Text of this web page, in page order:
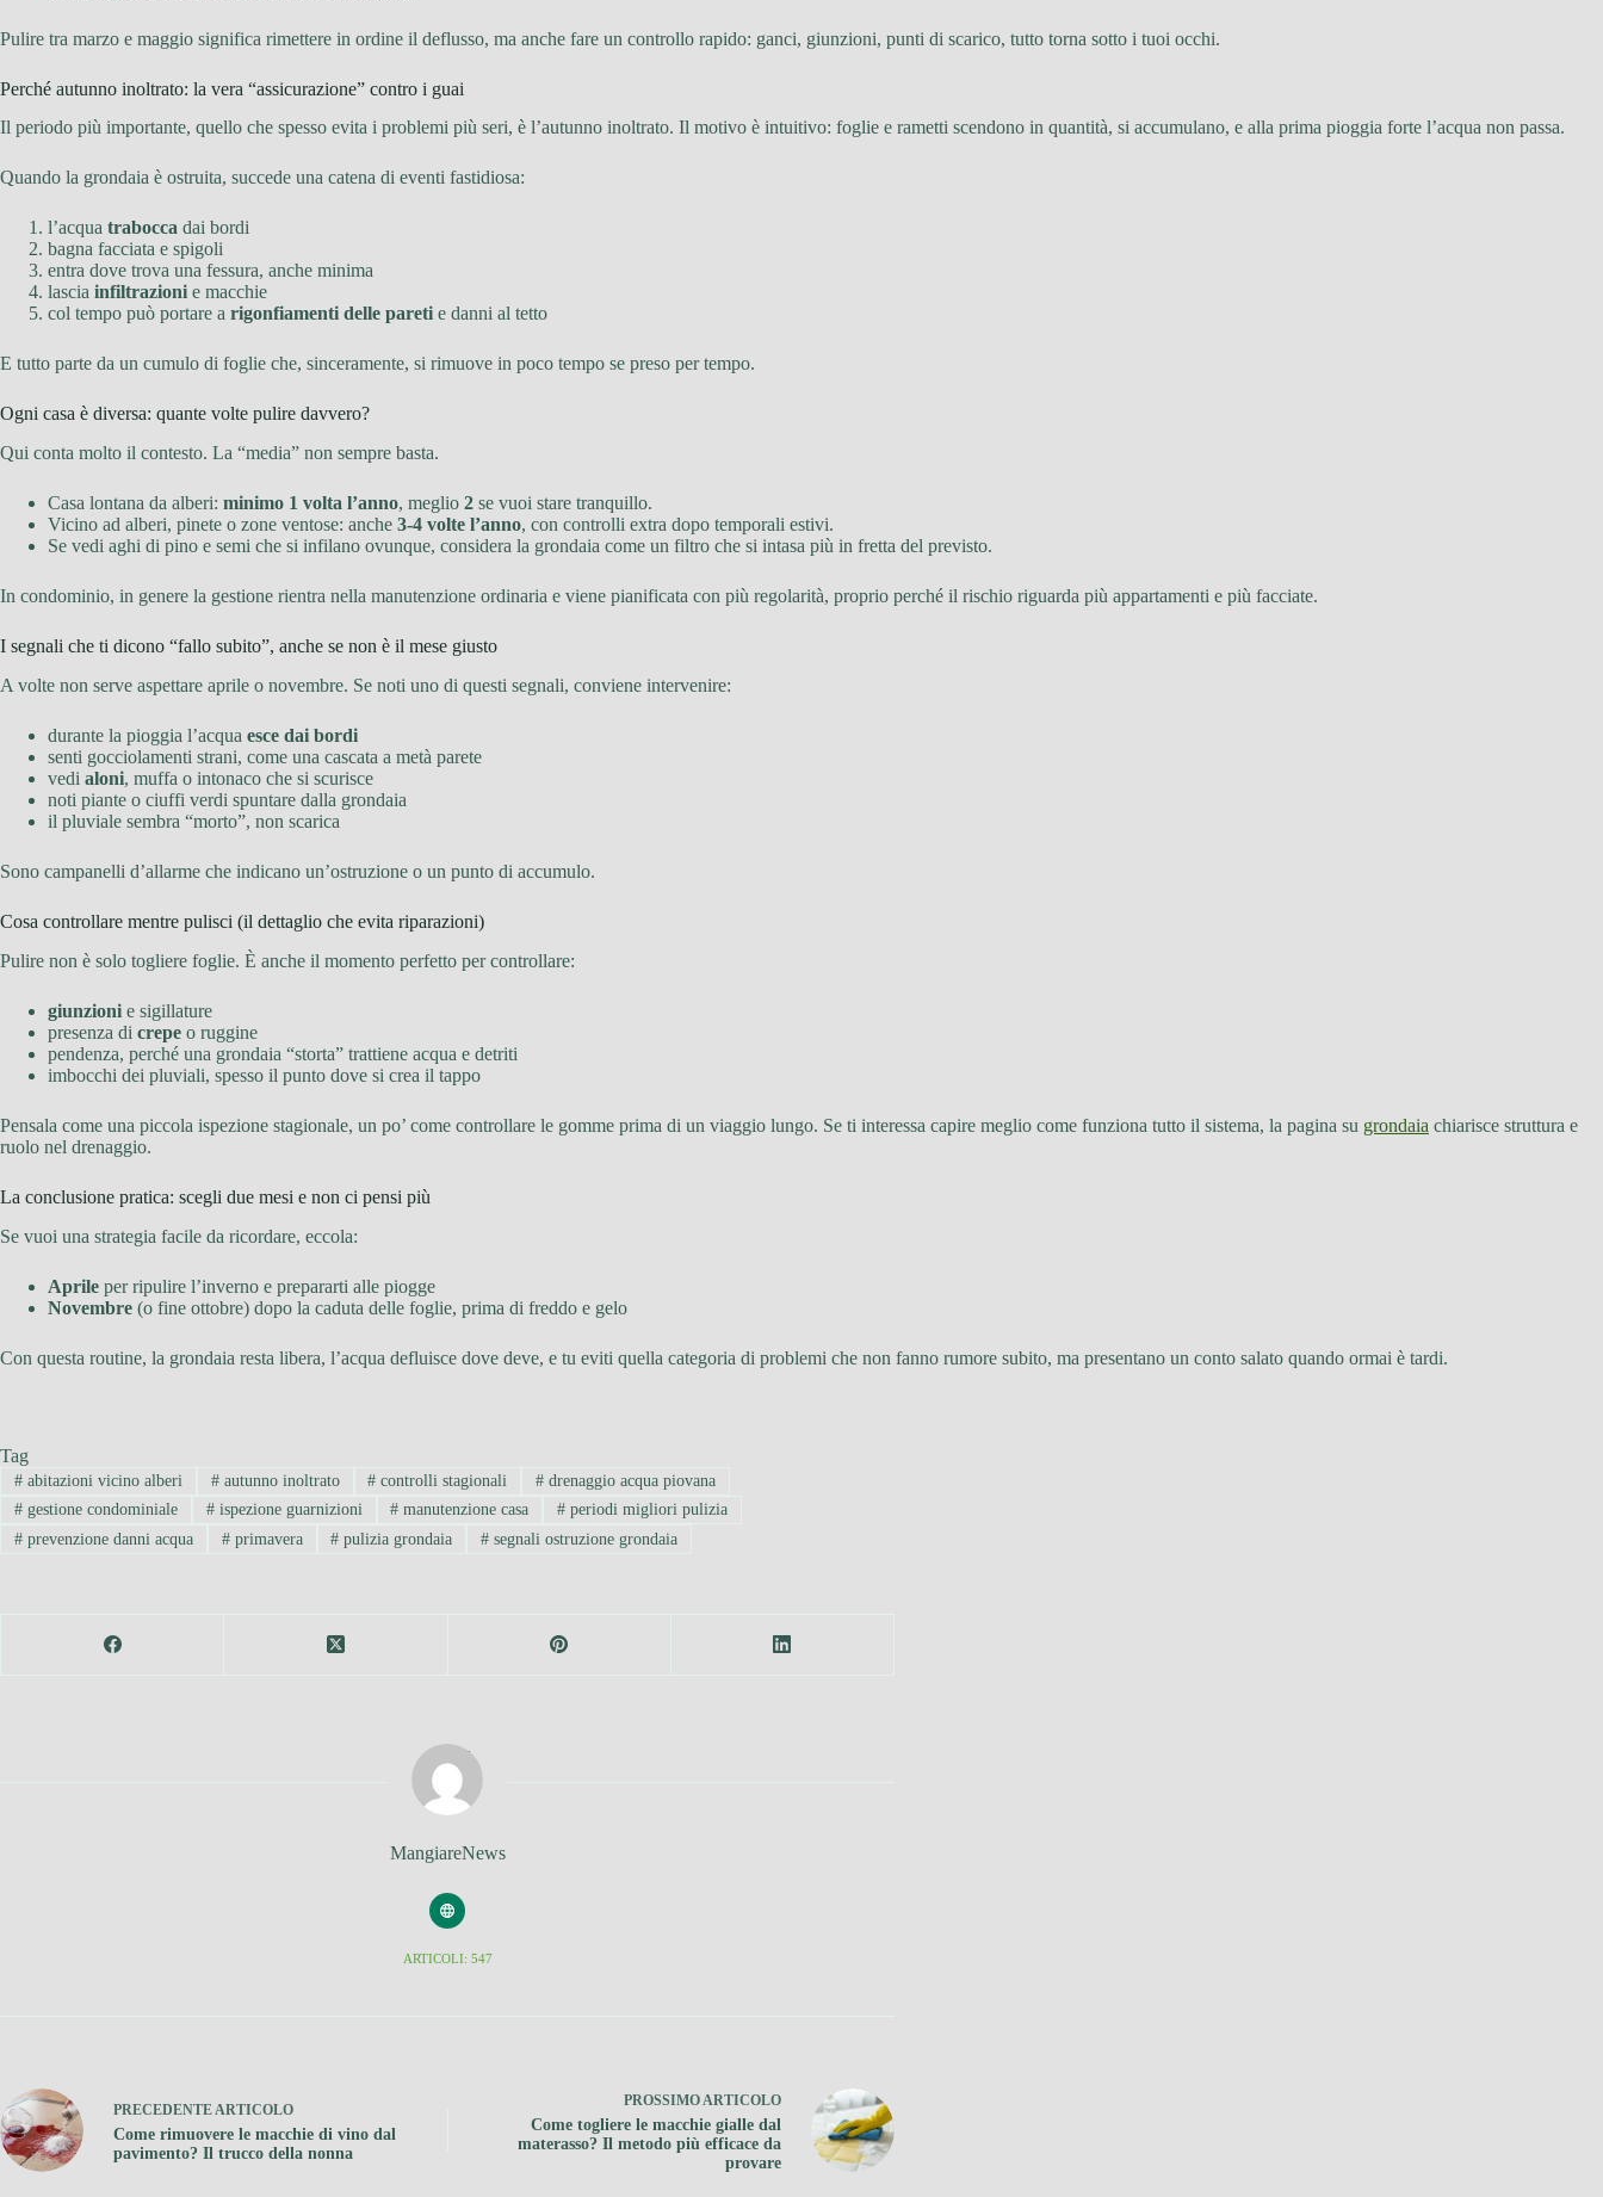
Pulire tra marzo e maggio significa rimettere in ordine il deflusso, ma anche fare un controllo rapido: ganci, giunzioni, punti di scarico, tutto torna sotto i tuoi occhi.
Perché autunno inoltrato: la vera “assicurazione” contro i guai
Il periodo più importante, quello che spesso evita i problemi più seri, è l’autunno inoltrato. Il motivo è intuitivo: foglie e rametti scendono in quantità, si accumulano, e alla prima pioggia forte l’acqua non passa.
Quando la grondaia è ostruita, succede una catena di eventi fastidiosa:
l’acqua trabocca dai bordi
bagna facciata e spigoli
entra dove trova una fessura, anche minima
lascia infiltrazioni e macchie
col tempo può portare a rigonfiamenti delle pareti e danni al tetto
E tutto parte da un cumulo di foglie che, sinceramente, si rimuove in poco tempo se preso per tempo.
Ogni casa è diversa: quante volte pulire davvero?
Qui conta molto il contesto. La “media” non sempre basta.
Casa lontana da alberi: minimo 1 volta l’anno, meglio 2 se vuoi stare tranquillo.
Vicino ad alberi, pinete o zone ventose: anche 3-4 volte l’anno, con controlli extra dopo temporali estivi.
Se vedi aghi di pino e semi che si infilano ovunque, considera la grondaia come un filtro che si intasa più in fretta del previsto.
In condominio, in genere la gestione rientra nella manutenzione ordinaria e viene pianificata con più regolarità, proprio perché il rischio riguarda più appartamenti e più facciate.
I segnali che ti dicono “fallo subito”, anche se non è il mese giusto
A volte non serve aspettare aprile o novembre. Se noti uno di questi segnali, conviene intervenire:
durante la pioggia l’acqua esce dai bordi
senti gocciolamenti strani, come una cascata a metà parete
vedi aloni, muffa o intonaco che si scurisce
noti piante o ciuffi verdi spuntare dalla grondaia
il pluviale sembra “morto”, non scarica
Sono campanelli d’allarme che indicano un’ostruzione o un punto di accumulo.
Cosa controllare mentre pulisci (il dettaglio che evita riparazioni)
Pulire non è solo togliere foglie. È anche il momento perfetto per controllare:
giunzioni e sigillature
presenza di crepe o ruggine
pendenza, perché una grondaia “storta” trattiene acqua e detriti
imbocchi dei pluviali, spesso il punto dove si crea il tappo
Pensala come una piccola ispezione stagionale, un po’ come controllare le gomme prima di un viaggio lungo. Se ti interessa capire meglio come funziona tutto il sistema, la pagina su grondaia chiarisce struttura e
ruolo nel drenaggio.
La conclusione pratica: scegli due mesi e non ci pensi più
Se vuoi una strategia facile da ricordare, eccola:
Aprile per ripulire l’inverno e prepararti alle piogge
Novembre (o fine ottobre) dopo la caduta delle foglie, prima di freddo e gelo
Con questa routine, la grondaia resta libera, l’acqua defluisce dove deve, e tu eviti quella categoria di problemi che non fanno rumore subito, ma presentano un conto salato quando ormai è tardi.
Tag
#abitazioni vicino alberi #autunno inoltrato # controlli stagionali # drenaggio acqua piovana
#gestione condominiale #ispezione guarnizioni # manutenzione casa # periodi migliori pulizia
#prevenzione danni acqua #primavera # pulizia grondaia # segnali ostruzione grondaia
MangiareNews
ARTICOLI: 547
PRECEDENTE ARTICOLO
Come rimuovere le macchie di vino dal
pavimento? Il trucco della nonna
PROSSIMO ARTICOLO
Come togliere le macchie gialle dal
materasso? Il metodo più efficace da
provare